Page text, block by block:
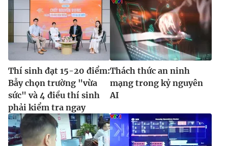
Thí sinh đạt 15-20 điểm:
Bẫy chọn trường "vừa
sức" và 4 điều thí sinh
phải kiểm tra ngay
Thách thức an ninh
mạng trong kỷ nguyên
AI